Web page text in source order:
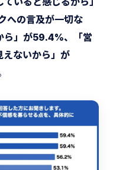
への言及が一切な
ら」が59.4%、「営
えないから」が